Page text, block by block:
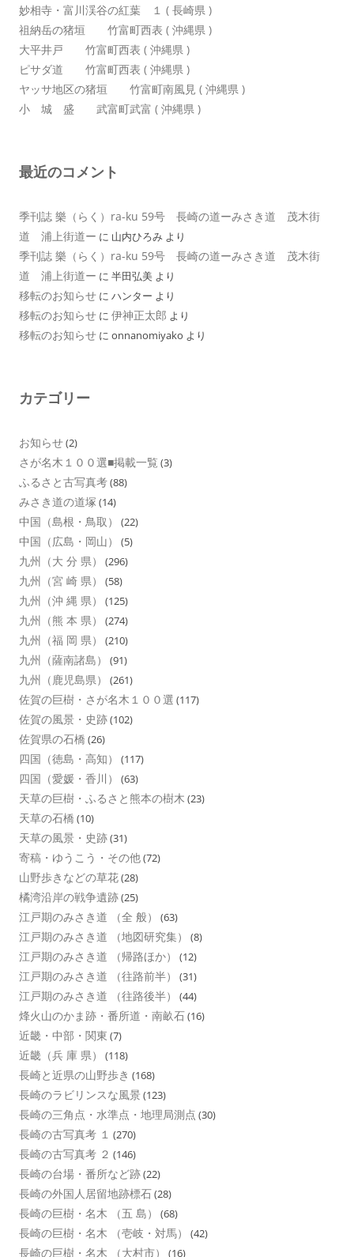
妙相寺・富川渓谷の紅葉 １ ( 長崎県 )
祖納岳の猪垣 竹富町西表 ( 沖縄県 )
大平井戸 竹富町西表 ( 沖縄県 )
ピサダ道 竹富町西表 ( 沖縄県 )
ヤッサ地区の猪垣 竹富町南風見 ( 沖縄県 )
小 城 盛 武富町武富 ( 沖縄県 )
最近のコメント
季刊誌 樂（らく）ra-ku 59号 長崎の道ーみさき道 茂木街
道 浦上街道ー に 山内ひろみ より
季刊誌 樂（らく）ra-ku 59号 長崎の道ーみさき道 茂木街
道 浦上街道ー に 半田弘美 より
移転のお知らせ に ハンター より
移転のお知らせ に 伊神正太郎 より
移転のお知らせ に onnanomiyako より
カテゴリー
お知らせ(2)
さが名木１００選■掲載一覧 (3)
ふるさと古写真考(88)
みさき道の道塚 (14)
中国（島根・鳥取） (22)
中国（広島・岡山） (5)
九州（大 分 県） (296)
九州（宮 崎 県） (58)
九州（沖 縄 県） (125)
九州（熊 本 県） (274)
九州（福 岡 県） (210)
九州（薩南諸島） (91)
九州（鹿児島県） (261)
佐賀の巨樹・さが名木１００選 (117)
佐賀の風景・史跡(102)
佐賀県の石橋 (26)
四国（徳島・高知） (117)
四国（愛媛・香川） (63)
天草の巨樹・ふるさと熊本の樹木 (23)
天草の石橋 (10)
天草の風景・史跡(31)
寄稿・ゆうこう・その他(72)
山野歩きなどの草花(28)
橘湾沿岸の戦争遺跡(25)
江戸期のみさき道 （全 般） (63)
江戸期のみさき道 （地図研究集） (8)
江戸期のみさき道 （帰路ほか） (12)
江戸期のみさき道 （往路前半） (31)
江戸期のみさき道 （往路後半） (44)
烽火山のかま跡・番所道・南畝石(16)
近畿・中部・関東 (7)
近畿（兵 庫 県） (118)
長崎と近県の山野歩き (168)
長崎のラビリンスな風景 (123)
長崎の三角点・水準点・地理局測点 (30)
長崎の古写真考 １ (270)
長崎の古写真考 ２ (146)
長崎の台場・番所など跡(22)
長崎の外国人居留地跡標石(28)
長崎の巨樹・名木 （五 島） (68)
長崎の巨樹・名木 （壱岐・対馬） (42)
長崎の巨樹・名木 （大村市） (16)